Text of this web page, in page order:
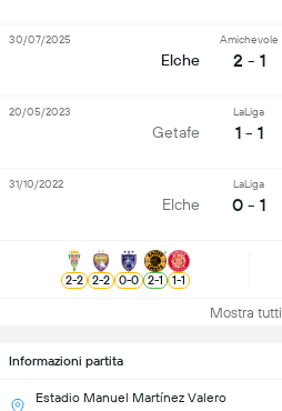
Informazioni partita
Estadio Manuel Martínez Valero
Elche
Amichevole
2 - 1
30/07/2025
Getafe
LaLiga
1 - 1
20/05/2023
Elche
LaLiga
0 - 1
31/10/2022
2-2 2-2 0-0 2-1 1-1
Mostra tutti